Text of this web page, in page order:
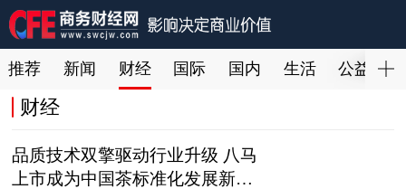
推荐 新闻 财经 国际 国内 生活 公益
财经
品质技术双擎驱动行业升级 八马
上市成为中国茶标准化发展新起